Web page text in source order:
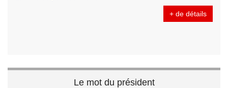
+ de détails
Le mot du président